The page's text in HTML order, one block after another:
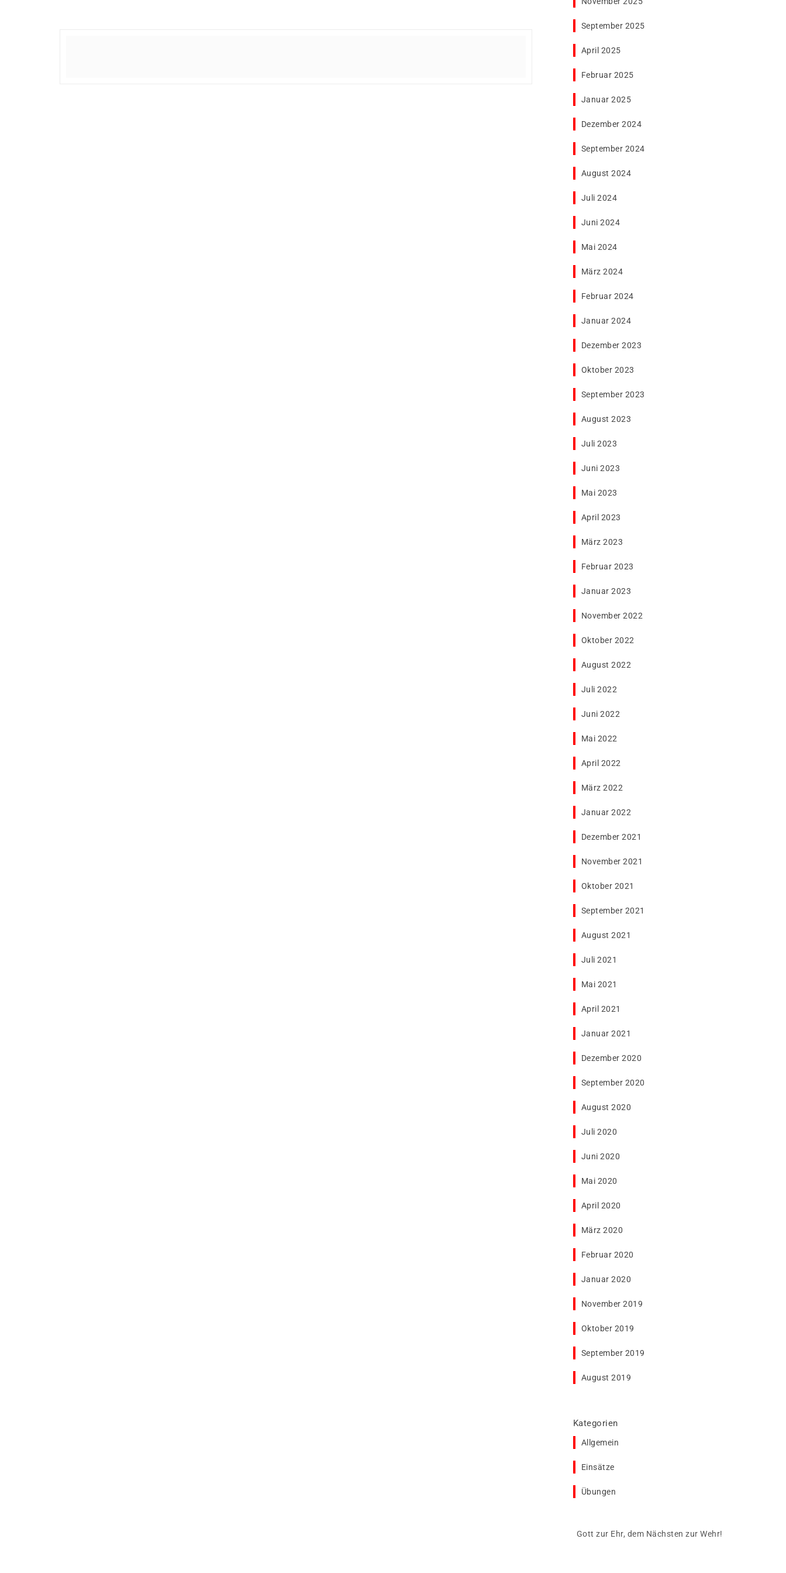
September 2025
April 2025
Februar 2025
Januar 2025
Dezember 2024
September 2024
August 2024
Juli 2024
Juni 2024
Mai 2024
März 2024
Februar 2024
Januar 2024
Dezember 2023
Oktober 2023
September 2023
August 2023
Juli 2023
Juni 2023
Mai 2023
April 2023
März 2023
Februar 2023
Januar 2023
November 2022
Oktober 2022
August 2022
Juli 2022
Juni 2022
Mai 2022
April 2022
März 2022
Januar 2022
Dezember 2021
November 2021
Oktober 2021
September 2021
August 2021
Juli 2021
Mai 2021
April 2021
Januar 2021
Dezember 2020
September 2020
August 2020
Juli 2020
Juni 2020
Mai 2020
April 2020
März 2020
Februar 2020
Januar 2020
November 2019
Oktober 2019
September 2019
August 2019
Kategorien
Allgemein
Einsätze
Übungen
Gott zur Ehr, dem Nächsten zur Wehr!